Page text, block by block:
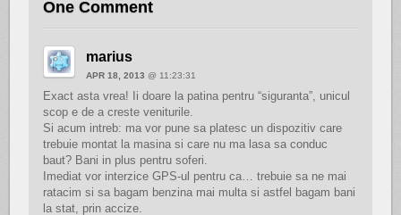
One Comment
marius
APR 18, 2013 @ 11:23:31
Exact asta vrea! Ii doare la patina pentru “siguranta”, unicul
scop e de a creste veniturile.
Si acum intreb: ma vor pune sa platesc un dispozitiv care
trebuie montat la masina si care nu ma lasa sa conduc
baut? Bani in plus pentru soferi.
Imediat vor interzice GPS-ul pentru ca… trebuie sa ne mai
ratacim si sa bagam benzina mai multa si astfel bagam bani
la stat, prin accize.